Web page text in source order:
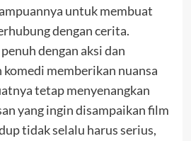
untuk membuat
dengan cerita.
dengan aksi dan
komedi memberikan nuansa
tetap menyenangkan
yang ingin disampaikan film
tidak selalu harus serius,